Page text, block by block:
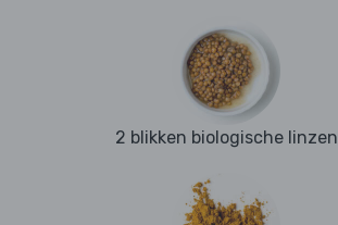
2 blikken biologische linzen